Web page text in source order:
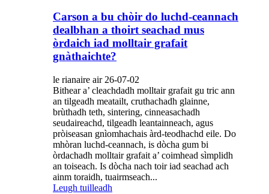
Carson a bu chòir do luchd-ceannach
dealbhan a thoirt seachad mus
òrdaich iad molltair grafait
gnàthaichte?
le rianaire air 26-07-02
Bithear a’ cleachdadh molltair grafait gu tric ann
an tilgeadh meatailt, cruthachadh glainne,
brùthadh teth, sintering, cinneasachadh
seudaireachd, tilgeadh leantainneach, agus
pròiseasan gnìomhachais àrd-teodhachd eile. Do
mhòran luchd-ceannach, is dòcha gum bi
òrdachadh molltair grafait a’ coimhead sìmplidh
an toiseach. Is dòcha nach toir iad seachad ach
ainm toraidh, tuairmseach...
Leugh tuilleadh